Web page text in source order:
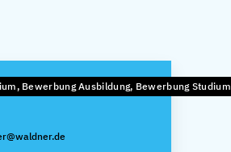
Bewerbung Ausbildung, Bewerbung Studium